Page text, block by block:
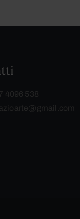
4096 538